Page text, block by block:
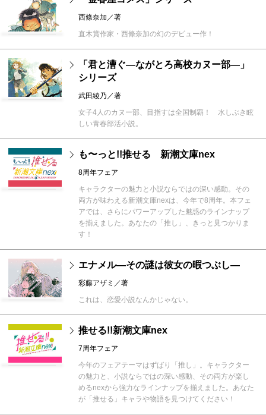
西條奈加／著
直木賞作家・西條奈加の幻のデビュー作！
「君と漕ぐ―ながとろ高校カヌー部―」
シリーズ
武田綾乃／著
女子4人のカヌー部、目指すは全国制覇！ 水しぶき眩
しい青春部活小説。
も〜っと!!推せる 新潮文庫nex
8周年フェア
キャラクターの魅力と小説ならではの深い感動。その
両方が味わえる新潮文庫nexは、今年で8周年。本フェ
アでは、さらにパワーアップした魅惑のラインナップ
を揃えました。あなたの「推し」、きっと見つかりま
す！
エナメル―その謎は彼女の暇つぶし―
彩藤アザミ／著
これは、恋愛小説なんかじゃない。
推せる!!新潮文庫nex
7周年フェア
今年のフェアテーマはずばり「推し」。キャラクター
の魅力と、小説ならではの深い感動、その両方が楽し
めるnexから強力なラインナップを揃えました。あなた
が「推せる」キャラや物語を見つけてください！